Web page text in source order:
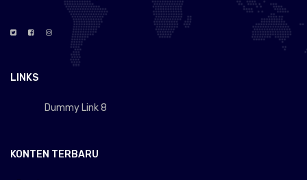
LINKS
Dummy Link 8
KONTEN TERBARU